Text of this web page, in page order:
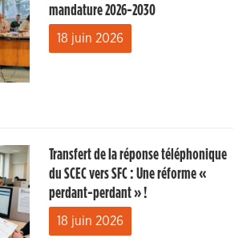
mandature 2026-2030
18 juin 2026
Transfert de la réponse téléphonique
du SCEC vers SFC : Une réforme «
perdant-perdant » !
18 juin 2026